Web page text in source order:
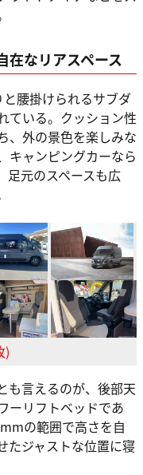
在なリアスペース
腰掛けられるサブダ
ている。クッション性
、外の景色を楽しみな
キャンピングカーなら
足元のスペースも広
)
も言えるのが、後部天
ーリフトベッドであ
の範囲で高さを自
たジャストな位置に寝